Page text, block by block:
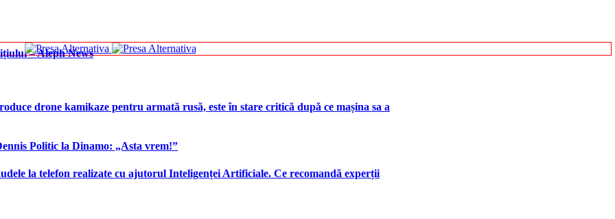
– Aleph News
drone kamikaze pentru armată rusă, este în stare critică după ce mașina sa a
Politic la Dinamo: „Asta vrem!”
la telefon realizate cu ajutorul Inteligenței Artificiale. Ce recomandă experții